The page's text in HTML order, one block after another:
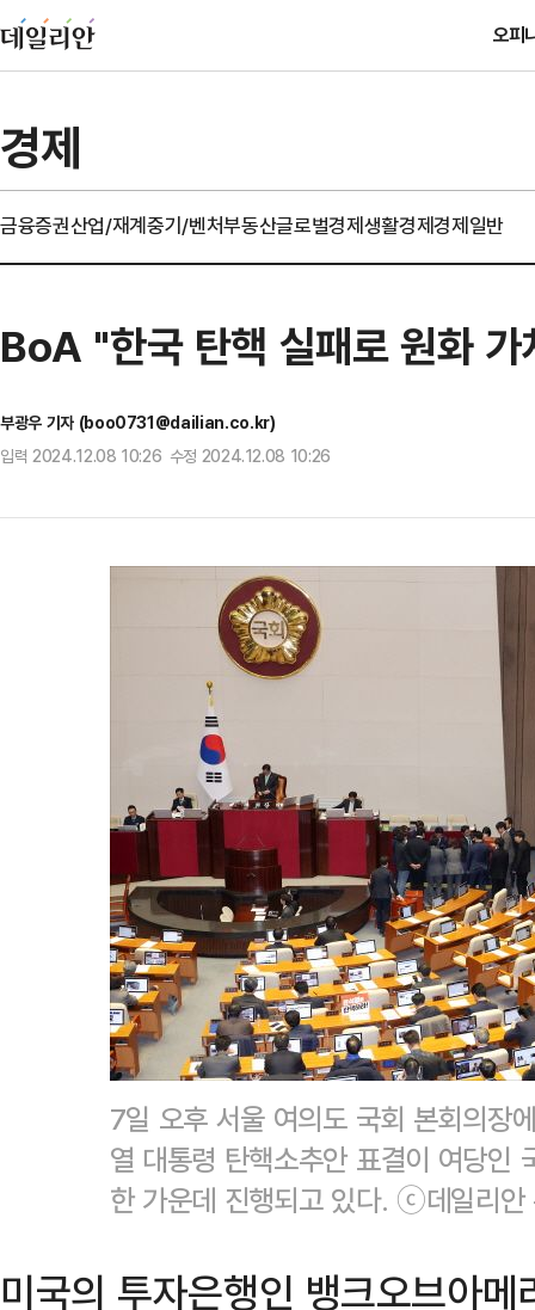
오피
경제
금융증권산업/재계중기/벤처부동산글로벌경제생활경제경제일반
BoA "한국 탄핵 실패로 원화
부광우 기자 (boo0731@dailian.co.kr)
입력 2024.12.08 10:26 수정 2024.12.08 10:26
7일 오후 서울 여의도 국회 본회의장
열 대통령 탄핵소추안 표결이 여당인
한 가운데 진행되고 있다. ⓒ데일리안
미국의 투자은행인 뱅크오브아